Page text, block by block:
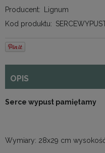
Producent:
Lignum
Kod produktu:
OPIS
Serce wypust pamiętamy
Wymiary: 28x29 cm